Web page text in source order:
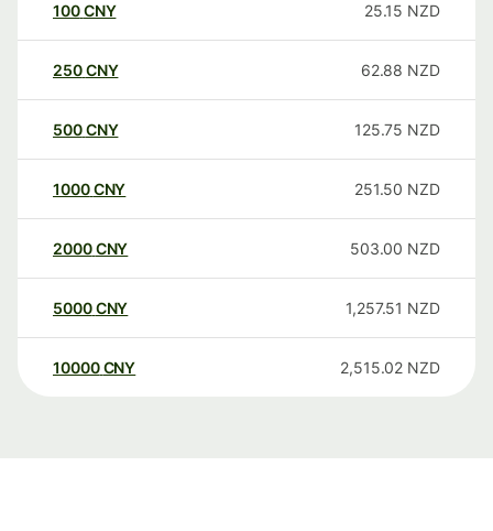
100CNY 25.15 NZD
250CNY 62.88 NZD
500CNY 125.75 NZD
1000CNY 251.50 NZD
2000CNY 503.00 NZD
5000CNY 1,257.51 NZD
10000 CNY 2,515.02 NZD